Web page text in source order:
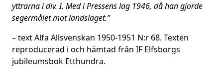
yttrarna i div. I. Med i Pressens lag 1946, då han gjorde
segermålet mot landslaget.”
– text Alfa Allsvenskan 1950-1951 N:r 68. Texten
reproducerad i och hämtad från IF Elfsborgs
jubileumsbok Etthundra.